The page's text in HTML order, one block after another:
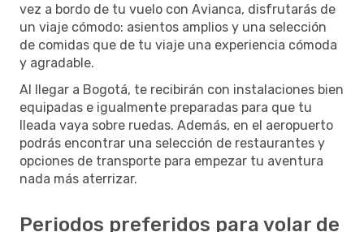
vez a bordo de tu vuelo con Avianca, disfrutarás de
un viaje cómodo: asientos amplios y una selección
de comidas que de tu viaje una experiencia cómoda
y agradable.
Al llegar a Bogotá, te recibirán con instalaciones bien
equipadas e igualmente preparadas para que tu
lleada vaya sobre ruedas. Además, en el aeropuerto
podrás encontrar una selección de restaurantes y
opciones de transporte para empezar tu aventura
nada más aterrizar.
Periodos preferidos para volar de